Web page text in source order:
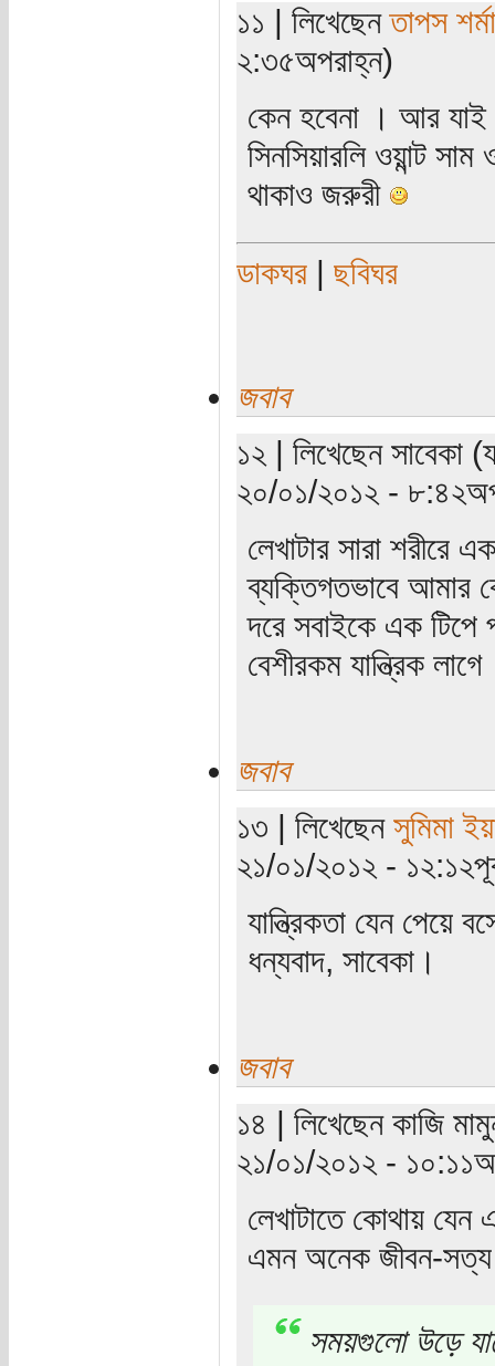
১১ | লিখেছেনতাপস শর্মা
২:৩৫অপরাহ্ন)
কেন হবেনা । আর
সিনসিয়ারলি ওয়ান্ট
থাকাও জরুরী
ডাকঘর| ছবিঘর
জবাব
১২ | লিখেছেন সাবেকা
২০/০১/২০১২ -
লেখাটার সারা শরীরে
ব্যক্তিগতভাবে আমার
দরে সবাইকে এক টিপে
বেশীরকম যান্ত্রিক
জবাব
১৩ | লিখেছেন সুমিমা
২১/০১/২০১২ -
যান্ত্রিকতা যেন পেয়ে
ধন্যবাদ, সাবেকা।
জবাব
১৪ | লিখেছেন কাজি
২১/০১/২০১২ -
লেখাটাতে কোথায় যেন
এমন অনেক জীবন-সত্য
সময়গুলো উড়ে